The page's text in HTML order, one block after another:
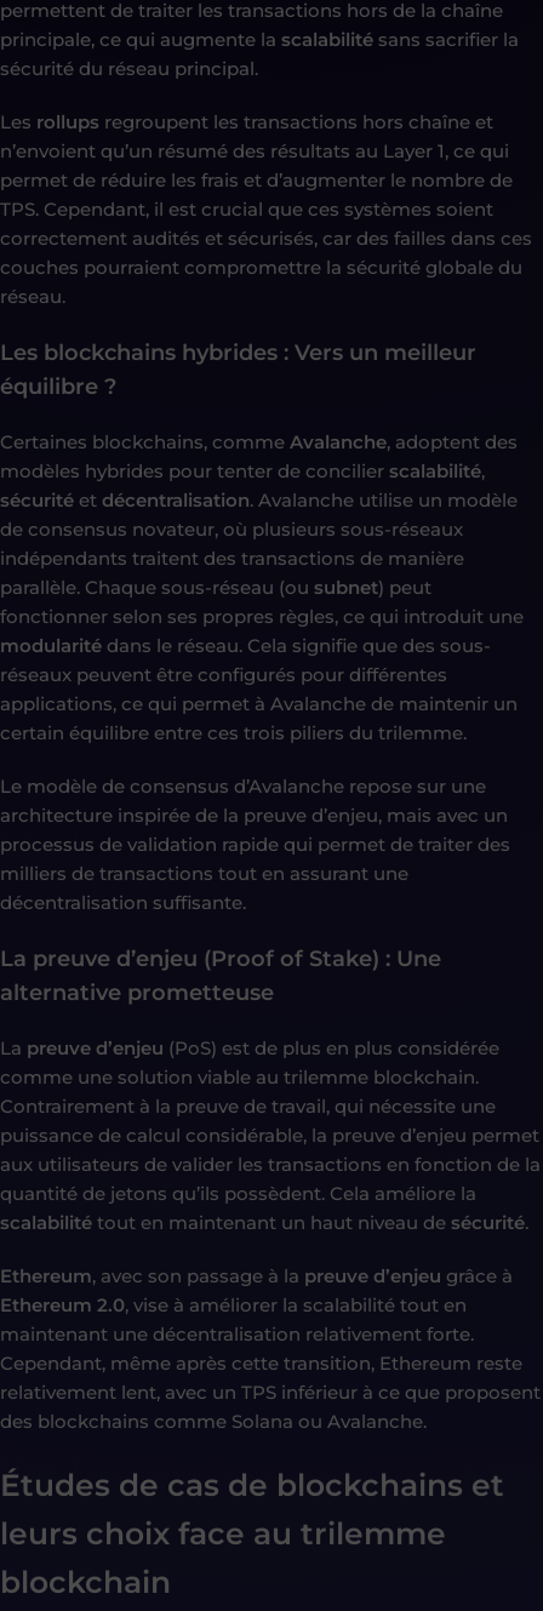
permettent de traiter les transactions hors de la chaîne
principale, ce qui augmente la scalabilité sans sacrifier la
sécurité du réseau principal.
Les rollups regroupent les transactions hors chaîne et
n’envoient qu’un résumé des résultats au Layer 1, ce qui
permet de réduire les frais et d’augmenter le nombre de
TPS. Cependant, il est crucial que ces systèmes soient
correctement audités et sécurisés, car des failles dans ces
couches pourraient compromettre la sécurité globale du
réseau.
Les blockchains hybrides : Vers un meilleur
équilibre ?
Certaines blockchains, comme Avalanche, adoptent des
modèles hybrides pour tenter de concilier scalabilité,
sécurité et décentralisation. Avalanche utilise un modèle
de consensus novateur, où plusieurs sous-réseaux
indépendants traitent des transactions de manière
parallèle. Chaque sous-réseau (ou subnet) peut
fonctionner selon ses propres règles, ce qui introduit une
modularité dans le réseau. Cela signifie que des sous-
réseaux peuvent être configurés pour différentes
applications, ce qui permet à Avalanche de maintenir un
certain équilibre entre ces trois piliers du trilemme.
Le modèle de consensus d’Avalanche repose sur une
architecture inspirée de la preuve d’enjeu, mais avec un
processus de validation rapide qui permet de traiter des
milliers de transactions tout en assurant une
décentralisation suffisante.
La preuve d’enjeu (Proof of Stake) : Une
alternative prometteuse
La preuve d’enjeu (PoS) est de plus en plus considérée
comme une solution viable au trilemme blockchain.
Contrairement à la preuve de travail, qui nécessite une
puissance de calcul considérable, la preuve d’enjeu permet
aux utilisateurs de valider les transactions en fonction de la
quantité de jetons qu’ils possèdent. Cela améliore la
scalabilité tout en maintenant un haut niveau de sécurité.
Ethereum, avec son passage à la preuve d’enjeu grâce à
Ethereum 2.0, vise à améliorer la scalabilité tout en
maintenant une décentralisation relativement forte.
Cependant, même après cette transition, Ethereum reste
relativement lent, avec un TPS inférieur à ce que proposent
des blockchains comme Solana ou Avalanche.
Études de cas de blockchains et
leurs choix face au trilemme
blockchain